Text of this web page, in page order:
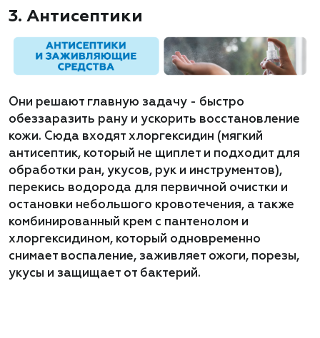
3. Антисептики
Они решают главную задачу - быстро
обеззаразить рану и ускорить восстановление
кожи. Сюда входят хлоргексидин (мягкий
антисептик, который не щиплет и подходит для
обработки ран, укусов, рук и инструментов),
перекись водорода для первичной очистки и
остановки небольшого кровотечения, а также
комбинированный крем с пантенолом и
хлоргексидином, который одновременно
снимает воспаление, заживляет ожоги, порезы,
укусы и защищает от бактерий.